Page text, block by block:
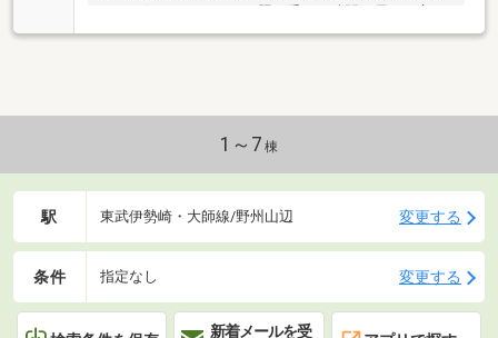
ーンに保ちます。また日照を受ける時間が長いと言わ
れる南向で日照時間が長く、冬でも暖かく暮らせま
用のコインランドリーあり
1～7 棟
駅 東武伊勢崎・大師線/野州山辺 変更する
条件 指定なし 変更する
新着メールを受